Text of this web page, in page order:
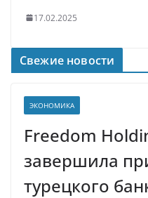
17.02.2025
Свежие новости
ЭКОНОМИКА
Freedom
завершила
турецкого